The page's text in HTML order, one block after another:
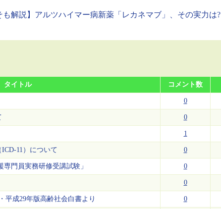
も解説】アルツハイマー病新薬「レカネマブ」、その実力は?
タイトル コメント数
0
0
1
11）について 0
門員実務研修受講試験」 0
0
平成29年版高齢社会白書より 0